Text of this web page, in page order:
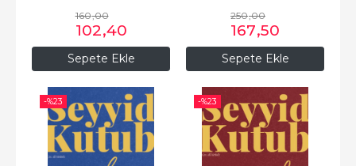
Sepete Ekle
160,00
102,40
Sepete Ekle
250,00
167,50
-%23 -%23